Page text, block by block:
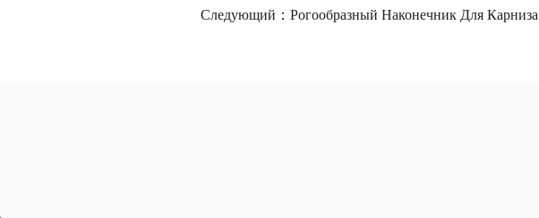
Следующий： Рогообразный Наконечник Для Карниза